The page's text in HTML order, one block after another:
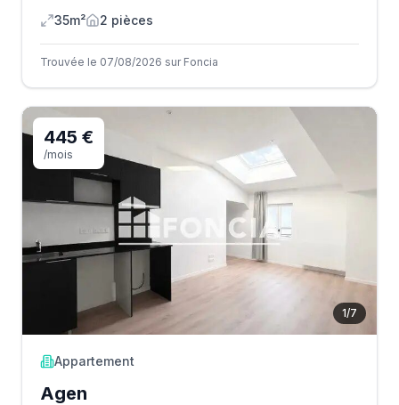
35m²
2 pièces
Trouvée le 07/08/2026 sur Foncia
1/7
445 €
/mois
Appartement
Agen